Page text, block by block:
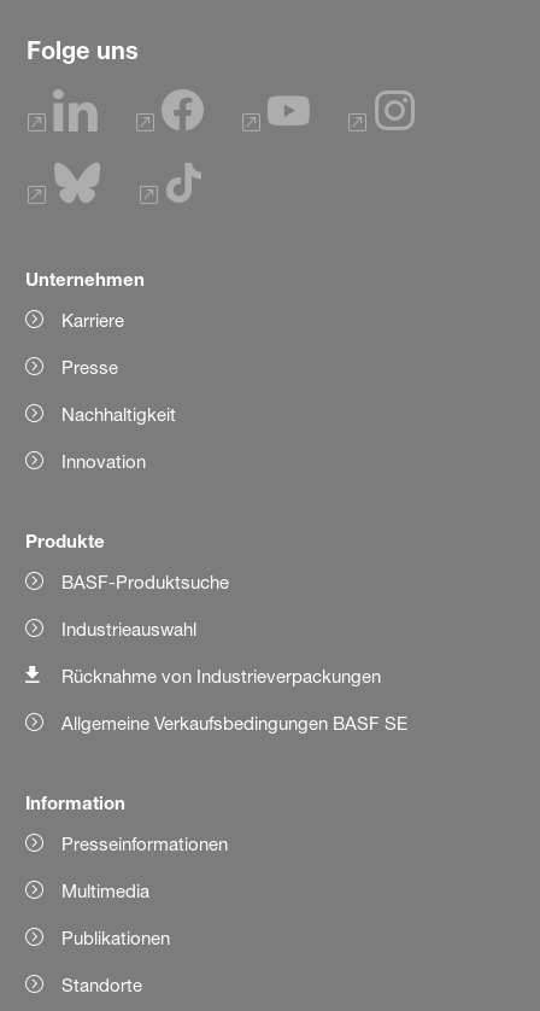
Folge uns
Unternehmen
Karriere
Presse
Nachhaltigkeit
Innovation
Produkte
BASF-Produktsuche
Industrieauswahl
Rücknahme von Industrieverpackungen
Allgemeine Verkaufsbedingungen BASF SE
Information
Presseinformationen
Multimedia
Publikationen
Standorte